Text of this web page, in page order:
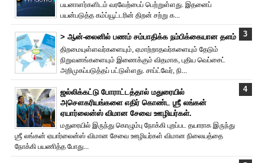
பயனாளர்களிடம் வரவேற்பைப் பெற்றுள்ளது. இதனைப்
பயன்படுத்த கம்ப்யூட்டரின் திறன் சற்று க...
> ஆன்-லைனில் பணம் சம்பாதிக்க நம்பிக்கையான தளம்
திறமையுள்ளவர்களையும், ஏமாற்றாதவர்களையும் தேடும்
நிறுவனங்களையும் இணைக்கும் விதமாக, புதிய வெப்சைட்
அறிமுகப்படுத்தப் பட்டுள்ளது. சாப்ட்வேர், நி...
ஜல்லிக்கட்டு போராட்டத்தால் மதுரையில்
அசௌகரியங்களை எதிர் கொண்ட ஶ்ரீ லங்கன்
ஏயார்லைன்ஸ் விமான சேவை ஊழியர்கள்.
மதுரையில் இருந்து கொழும்பு நோக்கி புறப்பட தயாராக இருந்து
ஶ்ரீ லங்கன் ஏயார்லைன்ஸ் விமான சேவை ஊழியர்கள் விமான நிலையத்தை
நோக்கி பயணித்த போது...